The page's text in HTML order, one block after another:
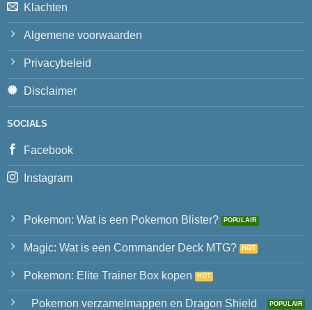
Klachten
Algemene voorwaarden
Privacybeleid
Disclaimer
SOCIALS
Facebook
Instagram
Pokemon: Wat is een Pokemon Blister?
Magic: Wat is een Commander Deck MTG?
Pokemon: Elite Trainer Box kopen
Pokemon verzamelmappen en Dragon Shield